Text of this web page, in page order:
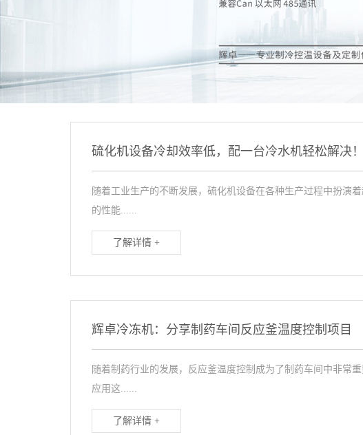
硫化机设备冷却效率低，配一台冷水机轻松解决！
随着工业生产的不断发展，硫化机设备在各种生产过程中扮演
的性能......
了解详情 +
辉卓冷冻机：分享制药车间反应釜温度控制项目
随着制药行业的发展，反应釜温度控制成为了制药车间中非常
应用这......
了解详情 +